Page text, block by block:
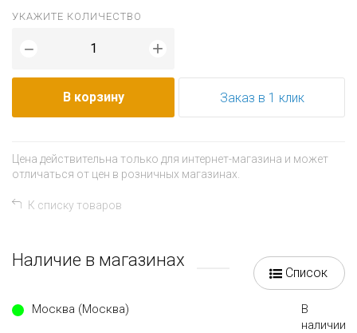
УКАЖИТЕ КОЛИЧЕСТВО
− +
В корзину Заказ в 1 клик
Цена действительна только для интернет-магазина и может
отличаться от цен в розничных магазинах.
К списку товаров
Наличие в магазинах
Список
Москва (Москва)
В
наличии